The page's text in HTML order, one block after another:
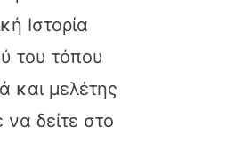
Ιστορία
του τόπου
και μελέτης
δείτε στο